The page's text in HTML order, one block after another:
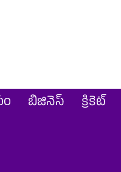
బిజినెస్ క్రికెట్‌